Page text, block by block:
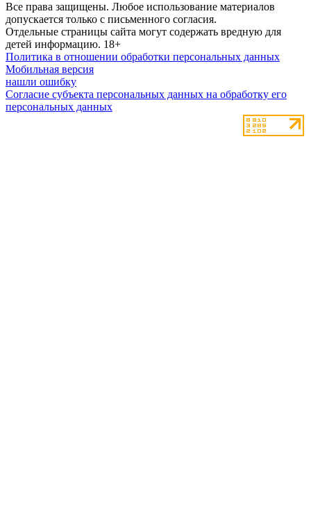
Все права защищены. Любое использование материалов
допускается только с письменного согласия.
Отдельные страницы сайта могут содержать вредную для
детей информацию. 18+
Политика в отношении обработки персональных данных
Мобильная версия
нашли ошибку
Согласие субъекта персональных данных на обработку его
персональных данных